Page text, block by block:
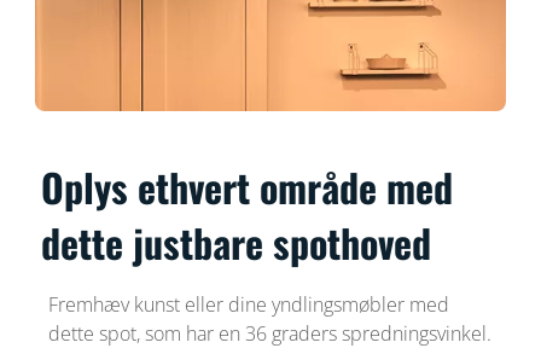
Oplys ethvert område med
dette justbare spothoved
Fremhæv kunst eller dine yndlingsmøbler med
dette spot, som har en 36 graders spredningsvinkel.